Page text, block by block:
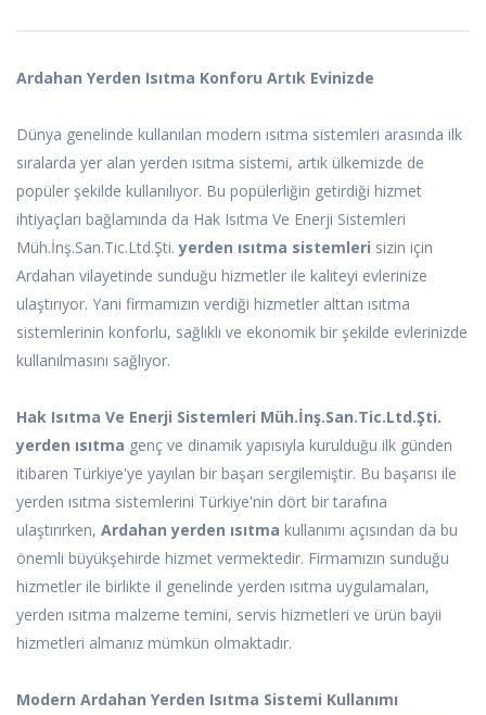
Ardahan Yerden Isıtma Konforu Artık Evinizde
Dünya genelinde kullanılan modern ısıtma sistemleri arasında ilk
sıralarda yer alan yerden ısıtma sistemi, artık ülkemizde de
popüler şekilde kullanılıyor. Bu popülerliğin getirdiği hizmet
ihtiyaçları bağlamında da Hak Isıtma Ve Enerji Sistemleri
Müh.İnş.San.Tic.Ltd.Şti. yerden ısıtma sistemleri sizin için
Ardahan vilayetinde sunduğu hizmetler ile kaliteyi evlerinize
ulaştırıyor. Yani firmamızın verdiği hizmetler alttan ısıtma
sistemlerinin konforlu, sağlıklı ve ekonomik bir şekilde evlerinizde
kullanılmasını sağlıyor.
Hak Isıtma Ve Enerji Sistemleri Müh.İnş.San.Tic.Ltd.Şti.
yerden ısıtma genç ve dinamik yapısıyla kurulduğu ilk günden
itibaren Türkiye'ye yayılan bir başarı sergilemiştir. Bu başarısı ile
yerden ısıtma sistemlerini Türkiye'nin dört bir tarafına
ulaştırırken, Ardahan yerden ısıtma kullanımı açısından da bu
önemli büyükşehirde hizmet vermektedir. Firmamızın sunduğu
hizmetler ile birlikte il genelinde yerden ısıtma uygulamaları,
yerden ısıtma malzeme temini, servis hizmetleri ve ürün bayii
hizmetleri almanız mümkün olmaktadır.
Modern Ardahan Yerden Isıtma Sistemi Kullanımı